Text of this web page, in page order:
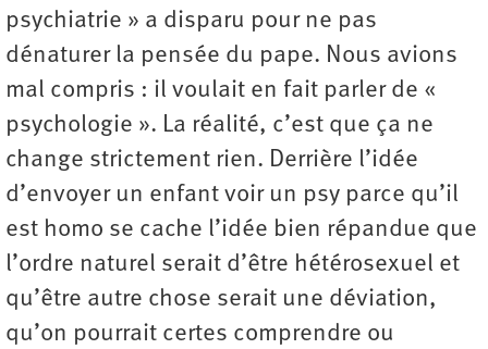
psychiatrie » a disparu pour ne pas
dénaturer la pensée du pape. Nous avions
mal compris : il voulait en fait parler de «
psychologie ». La réalité, c’est que ça ne
change strictement rien. Derrière l’idée
d’envoyer un enfant voir un psy parce qu’il
est homo se cache l’idée bien répandue que
l’ordre naturel serait d’être hétérosexuel et
qu’être autre chose serait une déviation,
qu’on pourrait certes comprendre ou